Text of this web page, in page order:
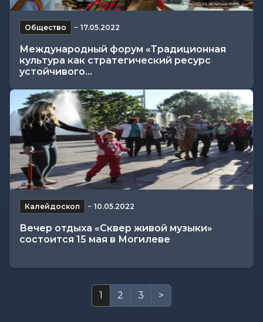
Общество − 17.05.2022
Международный форум «Традиционная
культура как стратегический ресурс
устойчивого...
Калейдоскоп − 10.05.2022
Вечер отдыха «Сквер живой музыки»
состоится 15 мая в Могилеве
1 2 3 >